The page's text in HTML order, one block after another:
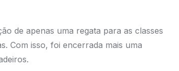
de apenas uma regata para as classes
Com isso, foi encerrada mais uma